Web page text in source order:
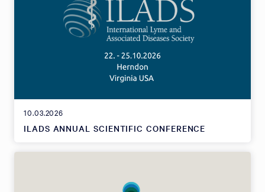
10.03.2026
ILADS ANNUAL SCIENTIFIC CONFERENCE